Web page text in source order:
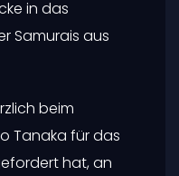
in das
Samurais aus
beim
Tanaka für das
hat, an